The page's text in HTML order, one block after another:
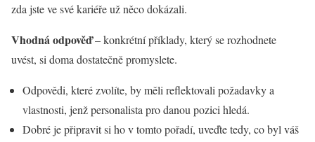
zda jste ve své kariéře už něco dokázali.
Vhodná odpověď– konkrétní příklady, který se rozhodnete
uvést, si doma dostatečně promyslete.
Odpovědi, které zvolíte, by měli reflektovali požadavky a
vlastnosti, jenž personalista pro danou pozici hledá.
Dobré je připravit si ho v tomto pořadí, uveďte tedy, co byl váš